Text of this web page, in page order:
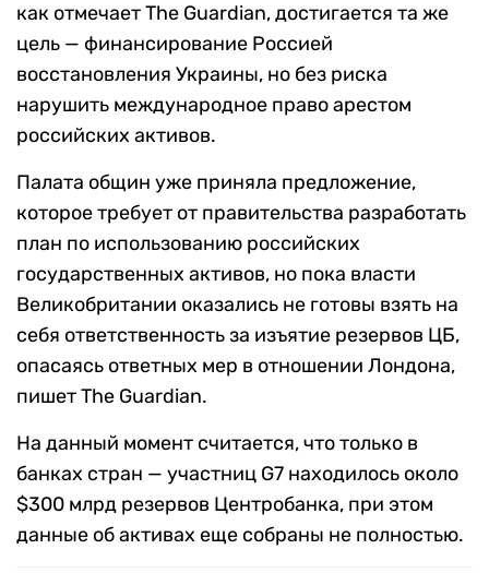
как отмечает The Guardian, достигается та же
цель — финансирование Россией
восстановления Украины, но без риска
нарушить международное право арестом
российских активов.
Палата общин уже приняла предложение,
которое требует от правительства разработать
план по использованию российских
государственных активов, но пока власти
Великобритании оказались не готовы взять на
себя ответственность за изъятие резервов ЦБ,
опасаясь ответных мер в отношении Лондона,
пишет The Guardian.
На данный момент считается, что только в
банках стран — участниц G7 находилось около
$300 млрд резервов Центробанка, при этом
данные об активах еще собраны не полностью.